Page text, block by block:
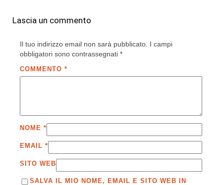
Lascia un commento
Il tuo indirizzo email non sarà pubblicato. I campi
obbligatori sono contrassegnati *
COMMENTO *
NOME *
EMAIL *
SITO WEB
SALVA IL MIO NOME, EMAIL E SITO WEB IN